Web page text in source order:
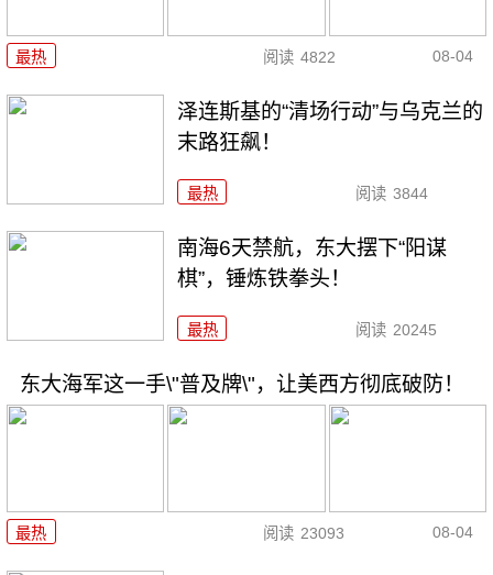
最热 阅读 4822 08-04
泽连斯基的“清场行动”与乌克兰的
末路狂飙！
最热 阅读 3844
南海6天禁航，东大摆下“阳谋
棋”，锤炼铁拳头！
最热 阅读 20245
东大海军这一手\"普及牌\"，让美西方彻底破防！
最热 阅读 23093 08-04